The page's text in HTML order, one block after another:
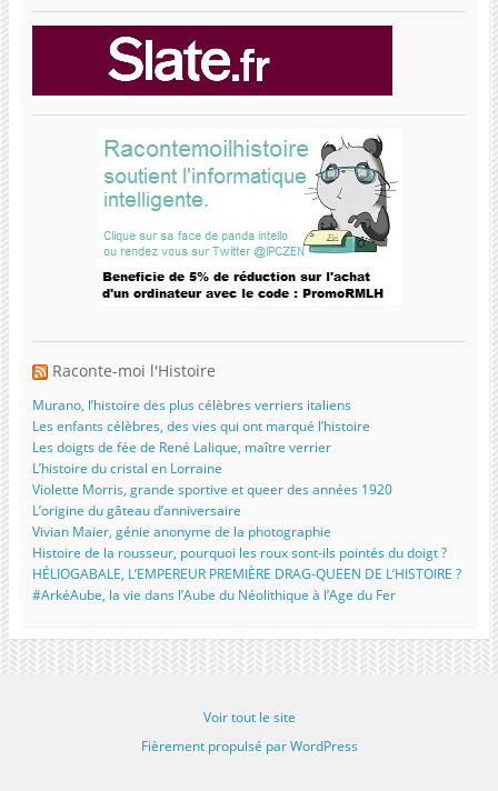
Raconte-moi l'Histoire
Murano, l’histoire des plus célèbres verriers italiens
Les enfants célèbres, des vies qui ont marqué l’histoire
Les doigts de fée de René Lalique, maître verrier
L’histoire du cristal en Lorraine
Violette Morris, grande sportive et queer des années 1920
L’origine du gâteau d’anniversaire
Vivian Maier, génie anonyme de la photographie
Histoire de la rousseur, pourquoi les roux sont-ils pointés du doigt ?
HÉLIOGABALE, L’EMPEREUR PREMIÈRE DRAG-QUEEN DE L’HISTOIRE ?
#ArkéAube, la vie dans l’Aube du Néolithique à l’Age du Fer
Voir tout le site
Fièrement propulsé par WordPress